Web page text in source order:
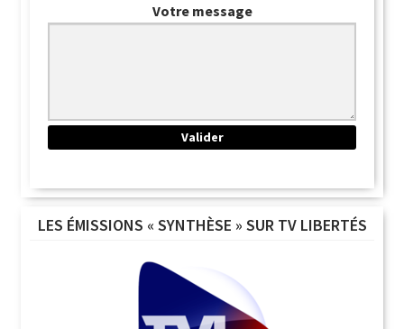
Votre message
LES ÉMISSIONS « SYNTHÈSE » SUR TV LIBERTÉS